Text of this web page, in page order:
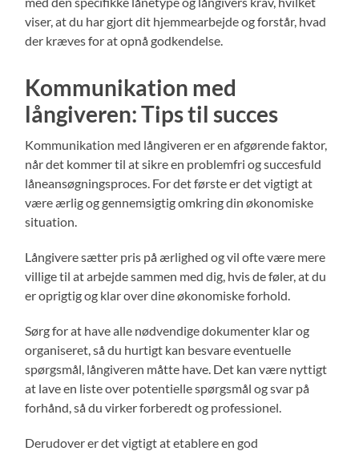
viser, at du har gjort dit hjemmearbejde og forstår, hvad
der kræves for at opnå godkendelse.
Kommunikation med
långiveren: Tips til succes
Kommunikation med långiveren er en afgørende faktor,
når det kommer til at sikre en problemfri og succesfuld
låneansøgningsproces. For det første er det vigtigt at
være ærlig og gennemsigtig omkring din økonomiske
situation.
Långivere sætter pris på ærlighed og vil ofte være mere
villige til at arbejde sammen med dig, hvis de føler, at du
er oprigtig og klar over dine økonomiske forhold.
Sørg for at have alle nødvendige dokumenter klar og
organiseret, så du hurtigt kan besvare eventuelle
spørgsmål, långiveren måtte have. Det kan være nyttigt
at lave en liste over potentielle spørgsmål og svar på
forhånd, så du virker forberedt og professionel.
Derudover er det vigtigt at etablere en god